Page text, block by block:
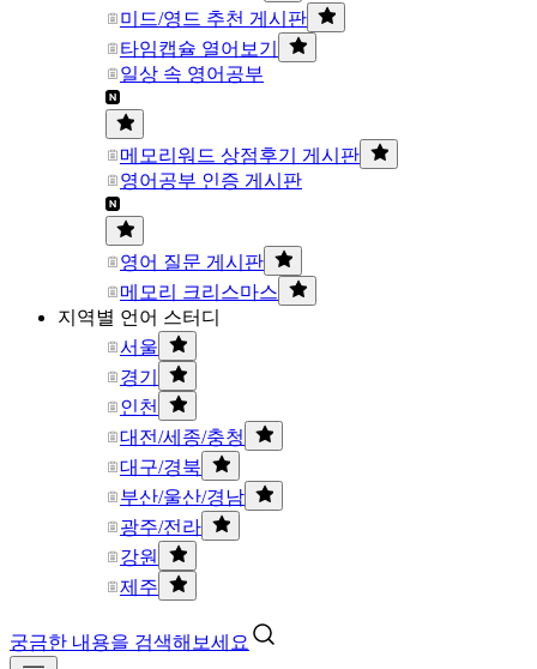
미드/영드 추천 게시판
타임캡슐 열어보기
일상 속 영어공부
메모리워드 상점후기 게시판
영어공부 인증 게시판
영어 질문 게시판
메모리 크리스마스
지역별 언어 스터디
서울
경기
인천
대전/세종/충청
대구/경북
부산/울산/경남
광주/전라
강원
제주
궁금한 내용을 검색해보세요